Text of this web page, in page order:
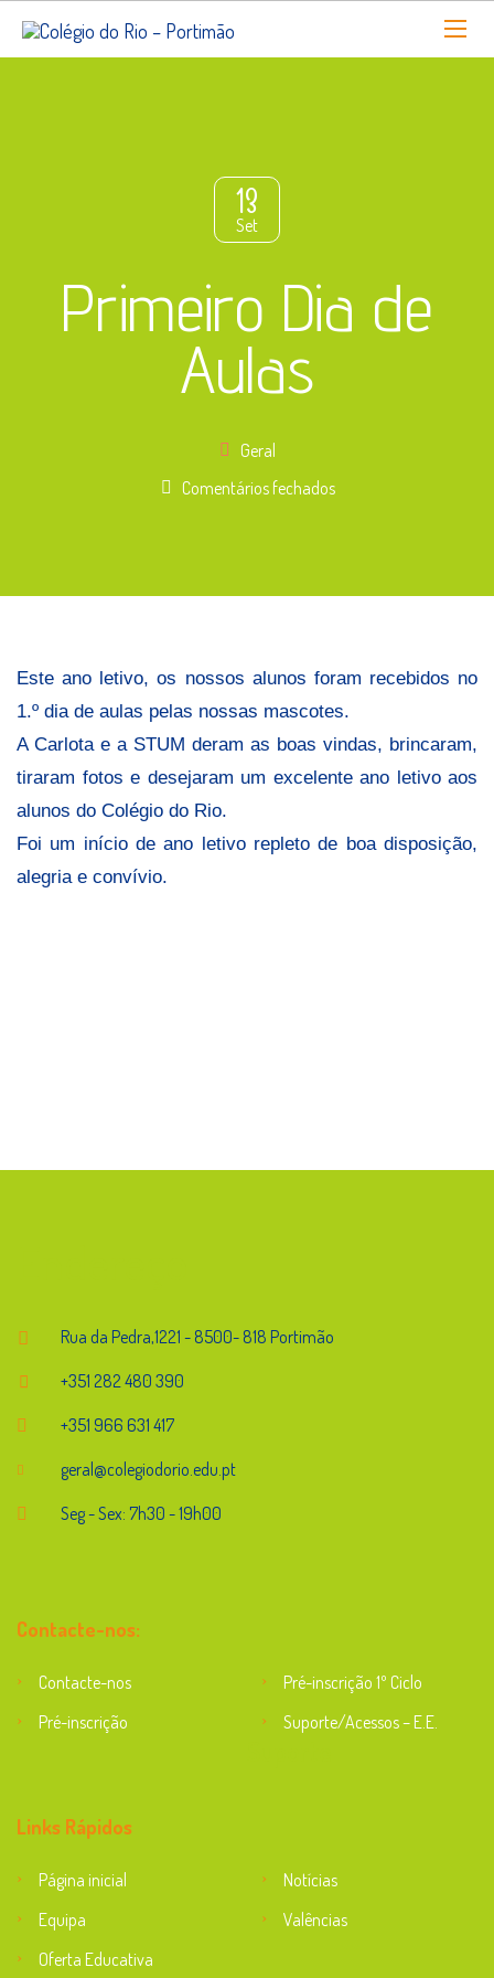
13
Set
Primeiro Dia de
Aulas
Geral
Comentários fechadosem
Este ano letivo, os nossos alunos foram recebidos no
1.º dia de aulas pelas nossas mascotes.
A Carlota e a STUM deram as boas vindas, brincaram,
tiraram fotos e desejaram um excelente ano letivo aos
alunos do Colégio do Rio.
Foi um início de ano letivo repleto de boa disposição,
alegria e convívio.
Rua da Pedra,1221 - 8500- 818 Portimão
+351 282 480 390
+351 966 631 417
geral@colegiodorio.edu.pt
Seg - Sex: 7h30 - 19h00
Contacte-nos:
Contacte-nos
Pré-inscrição 1º Ciclo
Pré-inscrição
Suporte/Acessos – E.E.
Links Rápidos
Página inicial
Notícias
Equipa
Valências
Oferta Educativa